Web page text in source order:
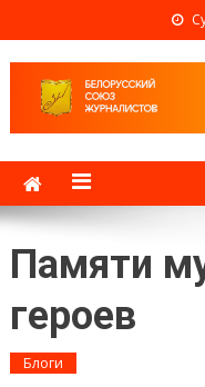
Памяти
героев
Блоги